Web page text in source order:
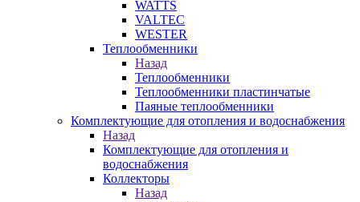
WATTS
VALTEC
WESTER
Теплообменники
Назад
Теплообменники
Теплообменники пластинчатые
Паяные теплообменники
Комплектующие для отопления и водоснабжения
Назад
Комплектующие для отопления и
водоснабжения
Коллекторы
Назад